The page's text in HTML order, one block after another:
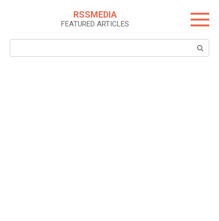
RSSMEDIA
FEATURED ARTICLES
Search: